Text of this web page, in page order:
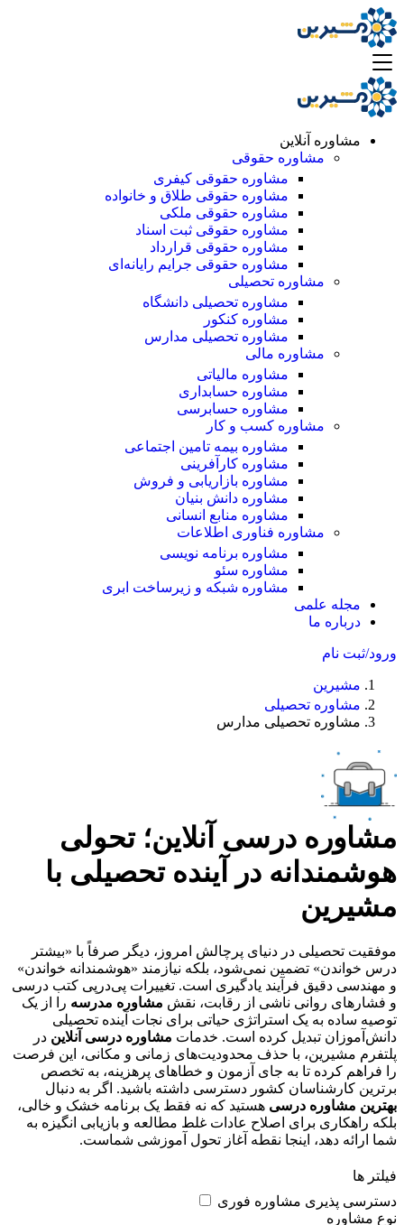
مشاوره آنلاین
مشاوره حقوقی
مشاوره حقوقی کیفری
مشاوره حقوقی طلاق و خانواده
مشاوره حقوقی ملکی
مشاوره حقوقی ثبت اسناد
مشاوره حقوقی قرارداد
مشاوره حقوقی جرایم رایانه‌ای
مشاوره تحصیلی
مشاوره تحصیلی دانشگاه
مشاوره کنکور
مشاوره تحصیلی مدارس
مشاوره مالی
مشاوره مالیاتی
مشاوره حسابداری
مشاوره حسابرسی
مشاوره کسب و کار
مشاوره بیمه تامین اجتماعی
مشاوره کارآفرینی
مشاوره بازاریابی و فروش
مشاوره دانش بنیان
مشاوره منابع انسانی
مشاوره فناوری اطلاعات
مشاوره برنامه نویسی
مشاوره سئو
مشاوره شبکه و زیرساخت ابری
مجله علمی
درباره ما
ورود/ثبت نام
مشیرین
مشاوره تحصیلی
مشاوره تحصیلی مدارس
مشاوره درسی آنلاین؛ تحولی
هوشمندانه در آینده تحصیلی با
مشیرین
موفقیت تحصیلی در دنیای پرچالش امروز، دیگر صرفاً با «بیشتر
درس خواندن» تضمین نمی‌شود، بلکه نیازمند «هوشمندانه خواندن»
و مهندسی دقیق فرآیند یادگیری است. تغییرات پی‌درپی کتب درسی
و فشارهای روانی ناشی از رقابت، نقش مشاوره مدرسه را از یک
توصیه ساده به یک استراتژی حیاتی برای نجات آینده تحصیلی
دانش‌آموزان تبدیل کرده است. خدمات مشاوره درسی آنلاین در
پلتفرم مشیرین، با حذف محدودیت‌های زمانی و مکانی، این فرصت
را فراهم کرده تا به جای آزمون و خطاهای پرهزینه، به تخصص
برترین کارشناسان کشور دسترسی داشته باشید. اگر به دنبال
بهترین مشاوره درسی هستید که نه فقط یک برنامه خشک و خالی،
بلکه راهکاری برای اصلاح عادات غلط مطالعه و بازیابی انگیزه به
شما ارائه دهد، اینجا نقطه آغاز تحول آموزشی شماست.
فیلتر ها
دسترسی پذیری مشاوره فوری
نوع مشاوره